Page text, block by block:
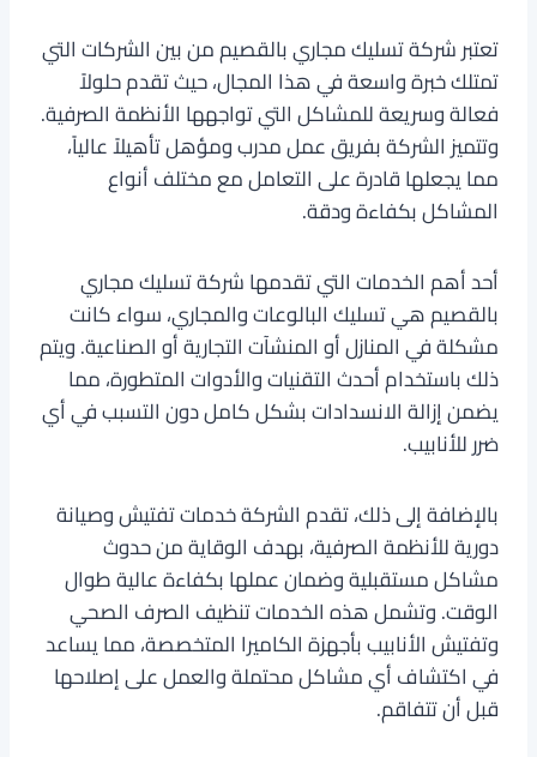
تعتبر شركة تسليك مجاري بالقصيم من بين الشركات التي
تمتلك خبرة واسعة في هذا المجال، حيث تقدم حلولاً
فعالة وسريعة للمشاكل التي تواجهها الأنظمة الصرفية.
وتتميز الشركة بفريق عمل مدرب ومؤهل تأهيلاً عالياً،
مما يجعلها قادرة على التعامل مع مختلف أنواع
المشاكل بكفاءة ودقة.
أحد أهم الخدمات التي تقدمها شركة تسليك مجاري
بالقصيم هي تسليك البالوعات والمجاري، سواء كانت
مشكلة في المنازل أو المنشآت التجارية أو الصناعية. ويتم
ذلك باستخدام أحدث التقنيات والأدوات المتطورة، مما
يضمن إزالة الانسدادات بشكل كامل دون التسبب في أي
ضرر للأنابيب.
بالإضافة إلى ذلك، تقدم الشركة خدمات تفتيش وصيانة
دورية للأنظمة الصرفية، بهدف الوقاية من حدوث
مشاكل مستقبلية وضمان عملها بكفاءة عالية طوال
الوقت. وتشمل هذه الخدمات تنظيف الصرف الصحي
وتفتيش الأنابيب بأجهزة الكاميرا المتخصصة، مما يساعد
في اكتشاف أي مشاكل محتملة والعمل على إصلاحها
قبل أن تتفاقم.